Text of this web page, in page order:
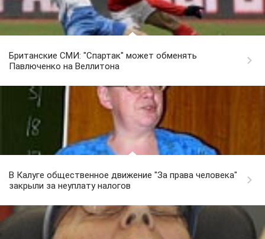
Британские СМИ: "Спартак" может обменять
Павлюченко на Веллитона
В Калуге общественное движение "За права человека"
закрыли за неуплату налогов